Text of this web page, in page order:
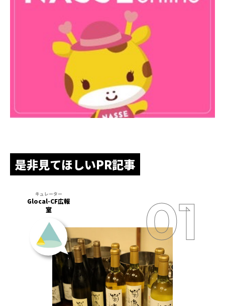
是非見てほしいPR記事
Glocal-CF広報
室